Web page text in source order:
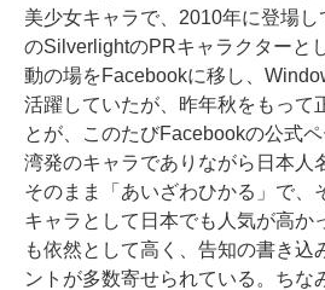
美少女キャラで、2010年に登場
のSilverlightのPRキャラクターと
動の場をFacebookに移し、
活躍していたが、昨年秋をもって
とが、このたびFacebookの公式
湾発のキャラでありながら日本人
そのまま「あいざわひかる」で、
キャラとして日本でも人気が高か
も依然として高く、告知の書き込
ントが多数寄せられている。ちな